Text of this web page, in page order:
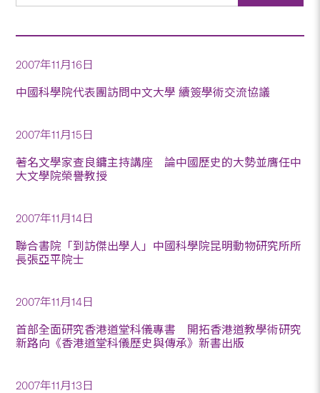
2007年11月16日
中國科學院代表團訪問中文大學 續簽學術交流協議
2007年11月15日
著名文學家查良鏞主持講座 論中國歷史的大勢並膺任中
大文學院榮譽教授
2007年11月14日
聯合書院「到訪傑出學人」中國科學院昆明動物研究所所
長張亞平院士
2007年11月14日
首部全面研究香港道堂科儀專書 開拓香港道教學術研究
新路向《香港道堂科儀歷史與傳承》新書出版
2007年11月13日